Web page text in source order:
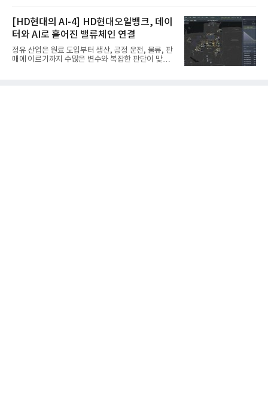
벌 표준이다. 특히 미세
마트 건설 현장 구현을 앞당기고 있다.HD현대사이트
솔루션은 최근 스위스 건설 현장에서 무인 자율 굴착
기를 투입했다. 실제 공사를 진행한 것은 처음으로, 건
설장비 자율화 기술의 새로운 이정표를 제시했다.이
번에 투입된 무인 자율 굴착기는 유럽 대형 건설그룹
키바그(KIBAG)의 스위스 투겐 지역 건설 프로젝트에
서 깊이 3m, 폭 12m, 길이 1km 규모의 토목 공사를
[HD현대의 AI-4] HD현대오일뱅크, 데이
터와 AI로 흩어진 밸류체인 연결
정유 산업은 원료 도입부터 생산, 공정 운전, 물류, 판
매에 이르기까지 수많은 변수와 복잡한 판단이 맞물